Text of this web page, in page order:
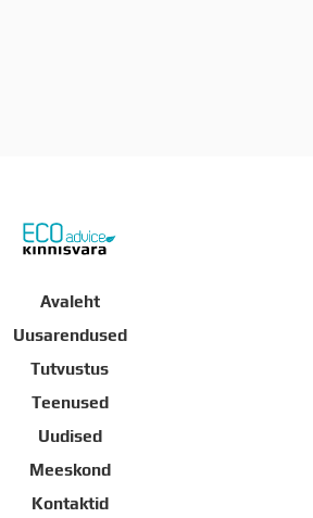
Avaleht
Uusarendused
Tutvustus
Teenused
Uudised
Meeskond
Kontaktid